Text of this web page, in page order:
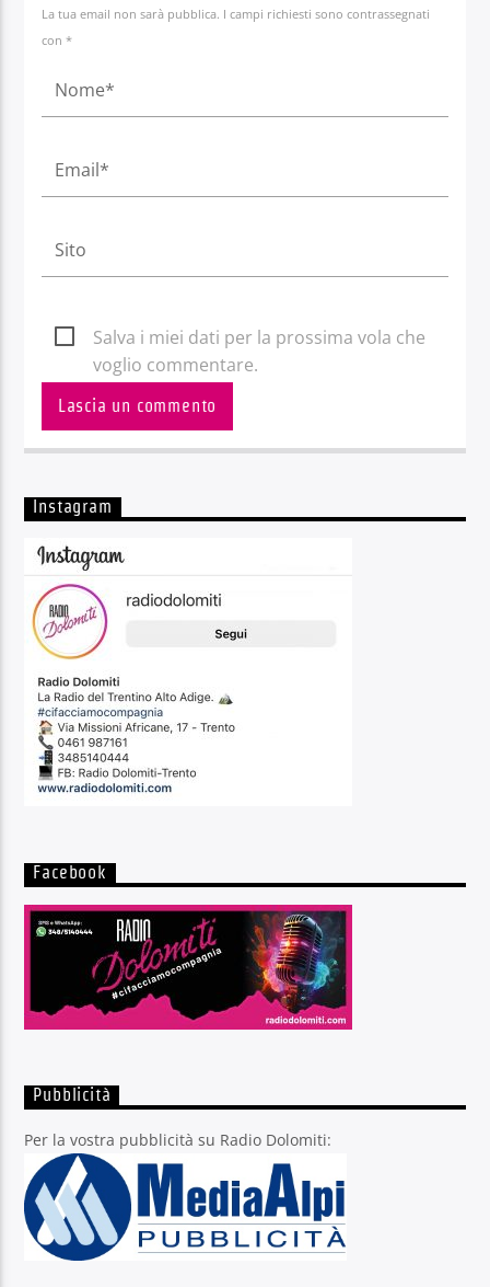
La tua email non sarà pubblica. I campi richiesti sono contrassegnati
con *
Salva i miei dati per la prossima vola che
voglio commentare.
Instagram
Facebook
Pubblicità
Per la vostra pubblicità su Radio Dolomiti: